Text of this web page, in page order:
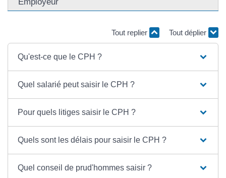
Tout replier Tout déplier
Qu'est-ce que le CPH ?
Quel salarié peut saisir le CPH ?
Pour quels litiges saisir le CPH ?
Quels sont les délais pour saisir le CPH ?
Quel conseil de prud'hommes saisir ?